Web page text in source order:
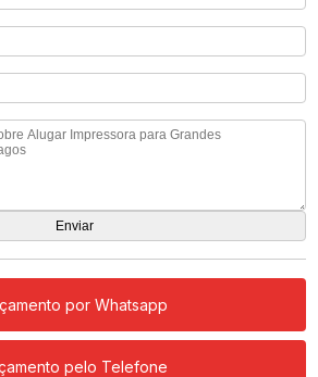
por Whatsapp
pelo Telefone